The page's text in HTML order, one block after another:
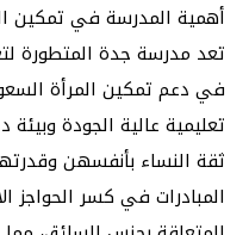
أهمية المدرسة في تمكين
تعد مدرسة جدة المتطورة
في دعم تمكين المرأة
تعليمية عالية الجودة
ثقة النساء بأنفسهن
المبادرات في كسر الحواجز